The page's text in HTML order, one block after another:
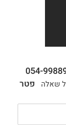
054-
שאלה פטר